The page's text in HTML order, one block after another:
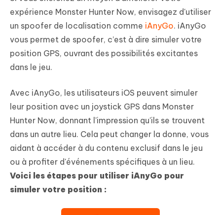
expérience Monster Hunter Now, envisagez d'utiliser
un spoofer de localisation comme iAnyGo. iAnyGo
vous permet de spoofer, c’est à dire simuler votre
position GPS, ouvrant des possibilités excitantes
dans le jeu.
Avec iAnyGo, les utilisateurs iOS peuvent simuler
leur position avec un joystick GPS dans Monster
Hunter Now, donnant l'impression qu'ils se trouvent
dans un autre lieu. Cela peut changer la donne, vous
aidant à accéder à du contenu exclusif dans le jeu
ou à profiter d'événements spécifiques à un lieu.
Voici les étapes pour utiliser iAnyGo pour
simuler votre position :